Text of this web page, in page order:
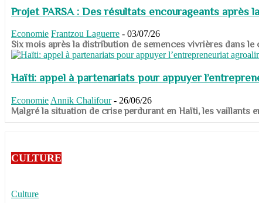
Projet PARSA : Des résultats encourageants après
Economie Frantzou Laguerre - 03/07/26
​​​​​​​Six mois après la distribution de semences vivrières dans le
Haïti: appel à partenariats pour appuyer
Economie Annik Chalifour - 26/06/26
​​​​​​​Malgré la situation de crise perdurant en Haïti, les vaillants
CULTURE
Culture